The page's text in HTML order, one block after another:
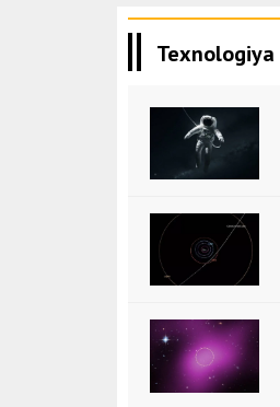
Texnologiya